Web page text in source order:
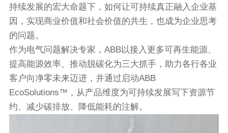
持续发展的宏大命题下，如何让可持续真正融入企业基
因，实现商业价值和社会价值的共生，也成为企业思考
的问题。
作为电气问题解决专家，ABB以接入更多可再生能源、
提高能源效率、推动脱碳化为三大抓手，助力各行各业
客户向净零未来迈进，并通过启动ABB
EcoSolutions™，从产品维度为可持续发展写下资源节
约、减少碳排放、降低能耗的注解。